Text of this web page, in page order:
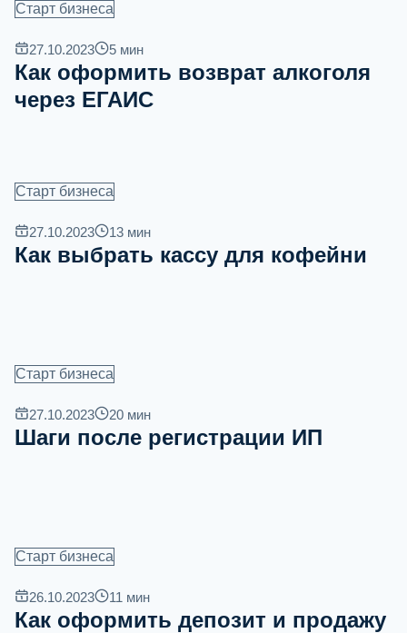
Старт бизнеса
27.10.2023 5 мин
Как оформить возврат алкоголя
через ЕГАИС
Старт бизнеса
27.10.2023 13 мин
Как выбрать кассу для кофейни
Старт бизнеса
27.10.2023 20 мин
Шаги после регистрации ИП
Старт бизнеса
26.10.2023 11 мин
Как оформить депозит и продажу